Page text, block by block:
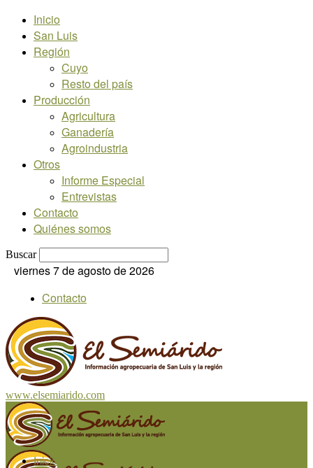
Inicio
San Luis
Región
Cuyo
Resto del país
Producción
Agricultura
Ganadería
Agroindustria
Otros
Informe Especial
Entrevistas
Contacto
Quiénes somos
Buscar
viernes 7 de agosto de 2026
Contacto
www.elsemiarido.com
Inicio